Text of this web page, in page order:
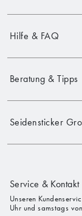
Hilfe & FAQ
Beratung & Tipps
Seidensticker
Service & Kontakt
Unseren
Uhr und samstags